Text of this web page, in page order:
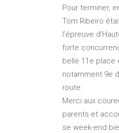
Pour terminer,
Tom Ribeiro
l’épreuve
forte
belle 11e place
notamment 9e
route.
Merci aux
parents et
se week-end